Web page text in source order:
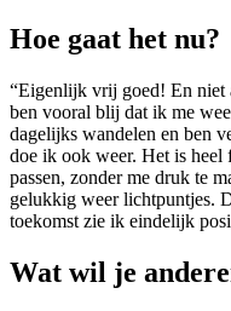
Hoe gaat het nu?
“Eigenlijk vrij goed! En niet
ben vooral blij dat ik me
dagelijks wandelen en ben
doe ik ook weer. Het is heel
passen, zonder me druk te
gelukkig weer lichtpuntjes.
toekomst zie ik eindelijk
Wat wil je